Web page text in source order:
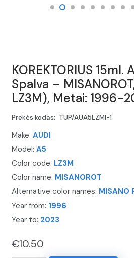
KOREKTORIUS 15ml.
Spalva –
LZ3M), Metai: 1996-
Prekės kodas: TUP/AUA5LZMI-1
Make: AUDI
Model: A5
Color code: LZ3M
Color name: MISANOROT
Alternative color names: MISANO
Year from: 1996
Year to: 2023
€10.50